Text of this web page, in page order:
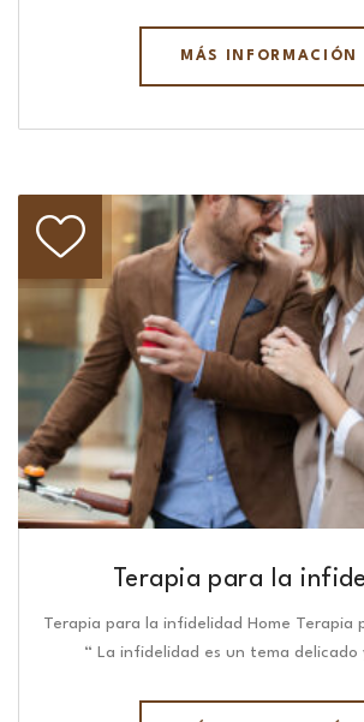
MÁS INFORMACIÓN
Terapia para la
Terapia para la infidelidad Home Terapia
“ La infidelidad es un tema